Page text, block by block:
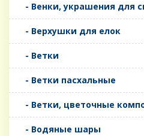
- Венки, украшения для
- Верхушки для елок
- Ветки
- Ветки пасхальные
- Ветки, цветочные
- Водяные шары